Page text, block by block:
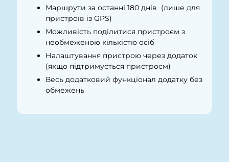
Маршрути за останні 180 днів (лише для
пристроїв із GPS)
Можливість поділитися пристроєм з
необмеженою кількістю осіб
Налаштування пристрою через додаток
(якщо підтримується пристроєм)
Весь додатковий функціонал додатку без
обмежень